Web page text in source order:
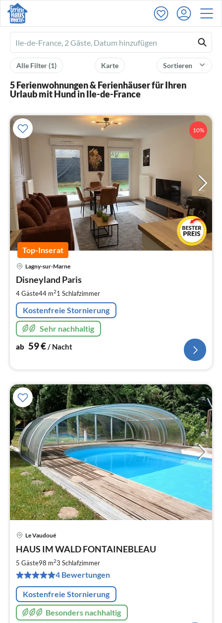
Ferienhausmiete
logo
Sortieren
Karte
Alle Filter(1)
5 Ferienwohnungen & Ferienhäuser für Ihren
Urlaub mit Hund in Ile-de-France
10%
Top-Inserat
Lagny-sur-Marne
Disneyland Paris
4 Gäste44 m21 Schlafzimmer
Kostenfreie Stornierung
Sehr nachhaltig
ab 59€/ Nacht
Le Vaudoué
HAUS IM WALD FONTAINEBLEAU
5 Gäste98 m23 Schlafzimmer
4 Bewertungen
Kostenfreie Stornierung
Besonders nachhaltig